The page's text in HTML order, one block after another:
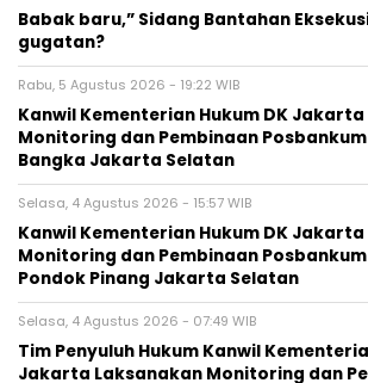
Babak baru,” Sidang Bantahan
gugatan?
Rabu, 5 Agustus 2026 - 19:22 WIB
Kanwil Kementerian Hukum DK
Monitoring dan Pembinaan
Bangka Jakarta Selatan
Selasa, 4 Agustus 2026 - 15:57 WIB
Kanwil Kementerian Hukum DK
Monitoring dan Pembinaan
Pondok Pinang Jakarta Selatan
Selasa, 4 Agustus 2026 - 07:49 WIB
Tim Penyuluh Hukum Kanwil
Jakarta Laksanakan Monitoring dan